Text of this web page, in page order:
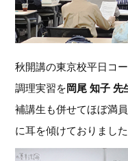
秋開講の東京校平日コ
調理実習を岡尾 知子 先
補講生も併せてほぼ満
に耳を傾けておりました